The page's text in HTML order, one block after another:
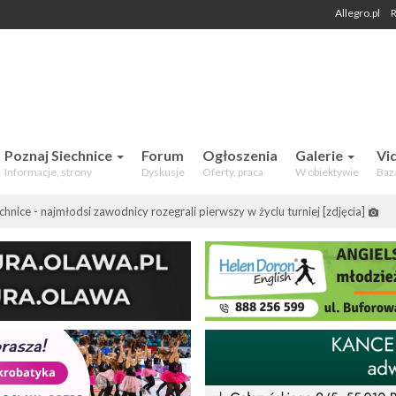
Aktualności,
Allegro.pl
Poznaj Siechnice
Informacje, strony
Forum
Dyskusje
Ogłoszenia
Oferty, praca
Galerie
W obiektywie
- najmłodsi zawodnicy rozegrali pierwszy w życiu turniej [zdjęcia]